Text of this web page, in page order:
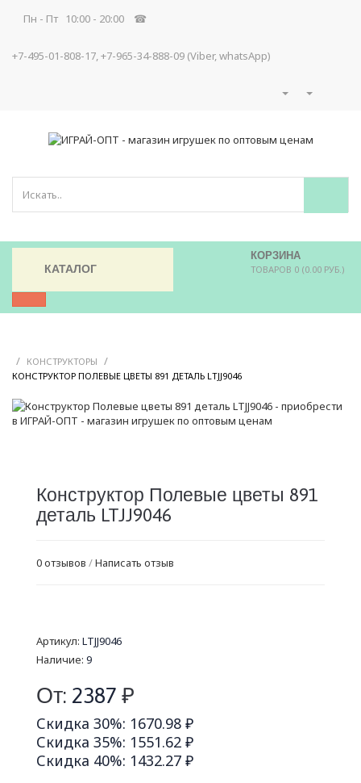
Пн - Пт 10:00 - 20:00 ☎
+7-495-01-808-17, +7-965-34-888-09 (Viber, whatsApp)
КОРЗИНА
ТОВАРОВ 0 (0.00 РУБ.)
КАТАЛОГ
/ КОНСТРУКТОРЫ /
КОНСТРУКТОР ПОЛЕВЫЕ ЦВЕТЫ 891 ДЕТАЛЬ LTJJ9046
Конструктор Полевые цветы 891
деталь LTJJ9046
0 отзывов /Написать отзыв
Артикул: LTJJ9046
Наличие: 9
От: 2387 ₽
Скидка 30%: 1670.98 ₽
Скидка 35%: 1551.62 ₽
Скидка 40%: 1432.27 ₽